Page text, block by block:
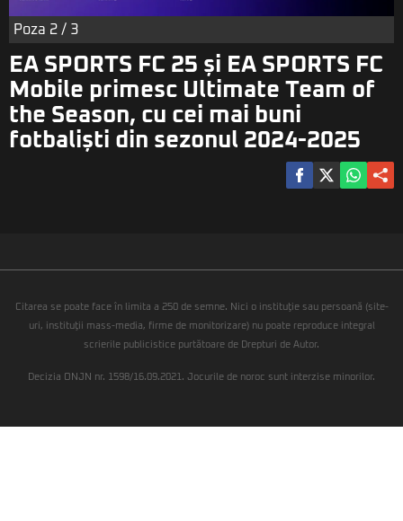
Poza 2 / 3
EA SPORTS FC 25 și EA SPORTS FC
Mobile primesc Ultimate Team of
the Season, cu cei mai buni
fotbaliști din sezonul 2024-2025
Citarea se poate face în limita a 250 de semne. Nici o instituţie sau persoană (site-
uri, instituţii mass-media, firme de monitorizare) nu poate reproduce integral
scrierile publicistice purtătoare de Drepturi de Autor.
Decizia ONJN nr. 1598/16.09.2021. Jocurile de noroc sunt interzise minorilor.